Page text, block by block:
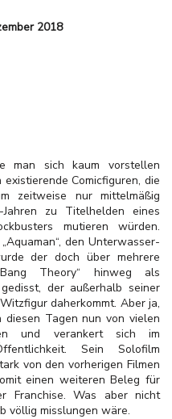
2018
man sich kaum vorstellen
Comicfiguren, die
zeitweise nur mittelmäßig
zu Titelhelden eines
mutieren würden.
den Unterwasser-
der doch über mehrere
Theory“ hinweg als
der außerhalb seiner
daherkommt. Aber ja,
Tagen nun von vielen
und verankert sich im
Sein Solofilm
von den vorherigen Filmen
einen weiteren Beleg für
Franchise. Was aber nicht
völlig misslungen wäre.